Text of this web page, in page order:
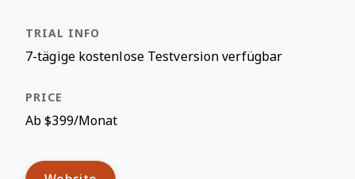
7-tägige kostenlose Testversion verfügbar
Ab $399/Monat